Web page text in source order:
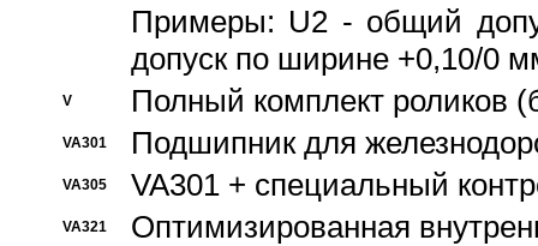
Примеры: U2 - общий
допуск по ширине +0,10/0
V Полный комплект роликов
VA301 Подшипник для
VA305 VA301 + специальный
VA321 Оптимизированная